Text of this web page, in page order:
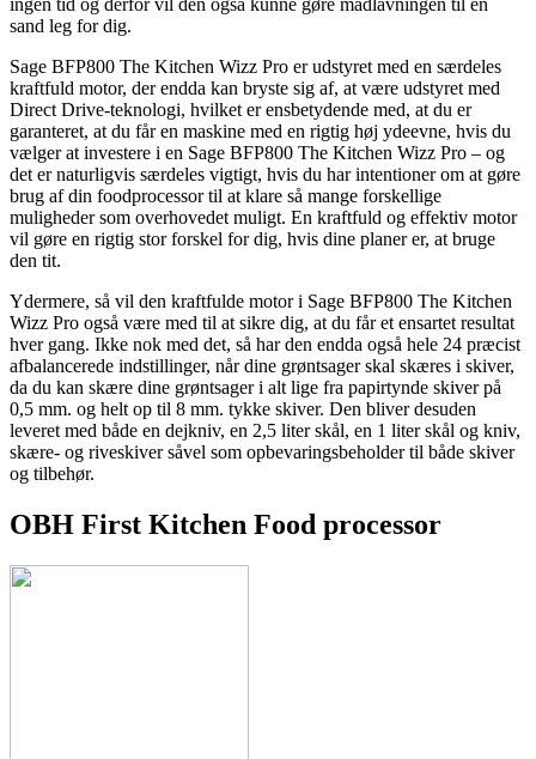
ingen tid og derfor vil den også kunne gøre madlavningen til en
sand leg for dig.
Sage BFP800 The Kitchen Wizz Pro er udstyret med en særdeles
kraftfuld motor, der endda kan bryste sig af, at være udstyret med
Direct Drive-teknologi, hvilket er ensbetydende med, at du er
garanteret, at du får en maskine med en rigtig høj ydeevne, hvis du
vælger at investere i en Sage BFP800 The Kitchen Wizz Pro – og
det er naturligvis særdeles vigtigt, hvis du har intentioner om at gøre
brug af din foodprocessor til at klare så mange forskellige
muligheder som overhovedet muligt. En kraftfuld og effektiv motor
vil gøre en rigtig stor forskel for dig, hvis dine planer er, at bruge
den tit.
Ydermere, så vil den kraftfulde motor i Sage BFP800 The Kitchen
Wizz Pro også være med til at sikre dig, at du får et ensartet resultat
hver gang. Ikke nok med det, så har den endda også hele 24 præcist
afbalancerede indstillinger, når dine grøntsager skal skæres i skiver,
da du kan skære dine grøntsager i alt lige fra papirtynde skiver på
0,5 mm. og helt op til 8 mm. tykke skiver. Den bliver desuden
leveret med både en dejkniv, en 2,5 liter skål, en 1 liter skål og kniv,
skære- og riveskiver såvel som opbevaringsbeholder til både skiver
og tilbehør.
OBH First Kitchen Food processor